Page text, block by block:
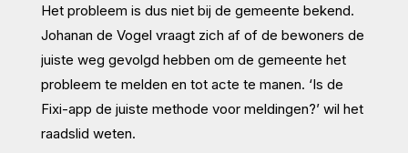
Het probleem is dus niet bij de gemeente bekend.
Johanan de Vogel vraagt zich af of de bewoners de
juiste weg gevolgd hebben om de gemeente het
probleem te melden en tot acte te manen. ‘Is de
Fixi-app de juiste methode voor meldingen?’ wil het
raadslid weten.